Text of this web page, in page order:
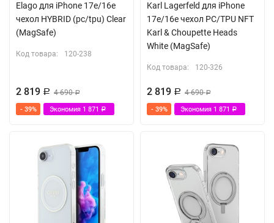
Elago для iPhone 17e/16e
чехол HYBRID (pc/tpu) Clear
(MagSafe)
Код товара: 120-238
2 819 Р 4 690Р
- 39% Экономия 1 871 Р
Karl Lagerfeld для iPhone
17e/16e чехол PC/TPU NFT
Karl & Choupette Heads
White (MagSafe)
Код товара: 120-326
2 819 Р 4 690Р
- 39% Экономия 1 871 Р